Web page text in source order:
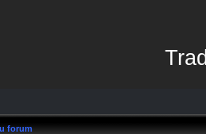
forum